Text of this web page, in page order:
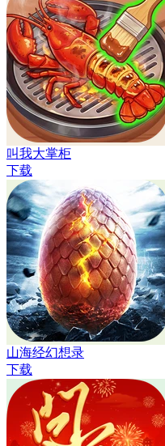
叫我大掌柜
下载
山海经幻想录
下载